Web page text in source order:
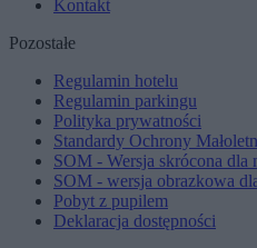
Kontakt
Pozostałe
Regulamin hotelu
Regulamin parkingu
Polityka prywatności
Standardy Ochrony
SOM - Wersja skrócona dla
SOM - wersja obrazkowa
Pobyt z pupilem
Deklaracja dostępności